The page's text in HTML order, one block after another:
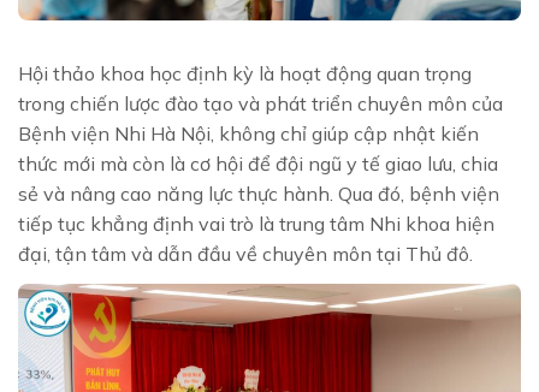
Hội thảo khoa học định kỳ là hoạt động quan trọng
trong chiến lược đào tạo và phát triển chuyên môn của
Bệnh viện Nhi Hà Nội, không chỉ giúp cập nhật kiến
thức mới mà còn là cơ hội để đội ngũ y tế giao lưu, chia
sẻ và nâng cao năng lực thực hành. Qua đó, bệnh viện
tiếp tục khẳng định vai trò là trung tâm Nhi khoa hiện
đại, tận tâm và dẫn đầu về chuyên môn tại Thủ đô.